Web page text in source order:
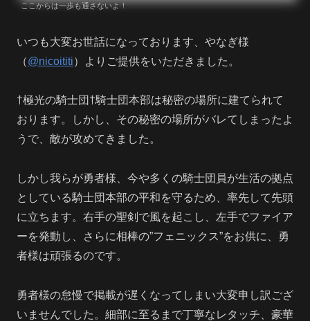
ここからは一歩も通さないよ！
いつも大変お世話になっております、やなぎ様
（@nicoititi）よりご提供をいただきました。
†極光の騎士団†騎士団本部は秘密の場所に建てられて
おります。しかし、その秘密の場所がバレてしまったよ
うで、敵が攻めてきました。
しかし我らが勇者様、今や多くの騎士団員が生活の拠点
としている騎士団本部の平和を守るため、率先して先頭
に立ちます。右手の聖剣で風を起こし、左手でファイア
ーを発動し、さらに相棒の”フェニックス”をお供に、勇
者様は頑張るのです。
勇者様の怠慢で掲載が遅くなってしまい大変申し訳ござ
いませんでした。細部に至るまで丁寧なレタッチ、豪華